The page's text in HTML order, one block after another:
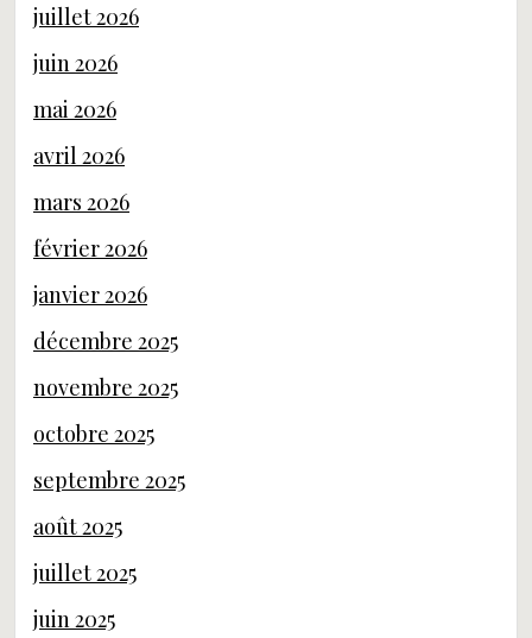
juillet 2026
juin 2026
mai 2026
avril 2026
mars 2026
février 2026
janvier 2026
décembre 2025
novembre 2025
octobre 2025
septembre 2025
août 2025
juillet 2025
juin 2025